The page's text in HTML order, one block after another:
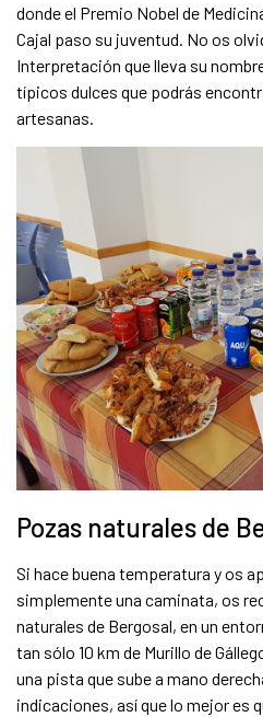
donde el Premio Nobel de
Cajal paso su juventud. No os
Interpretación que lleva su
típicos dulces que podrás
artesanas.
Pozas naturales de
Si hace buena temperatura y os
simplemente una caminata, os
naturales de Bergosal, en un
tan sólo 10 km de Murillo de
una pista que sube a mano
indicaciones, así que lo mejor es